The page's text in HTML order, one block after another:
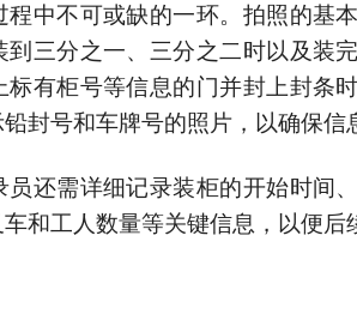
程中不可或缺的一环。拍照的基
到三分之一、三分之二时以及装
标有柜号等信息的门并封上封条
封号和车牌号的照片，以确保信
还需详细记录装柜的开始时间
和工人数量等关键信息，以便后